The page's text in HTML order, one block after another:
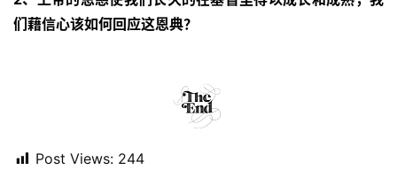
们藉信心该如何回应这恩典？
Post Views: 244